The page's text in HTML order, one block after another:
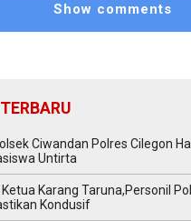
Show comments
Ciwandan Polres Cilegon
Untirta
Karang Taruna,Personil
Kondusif